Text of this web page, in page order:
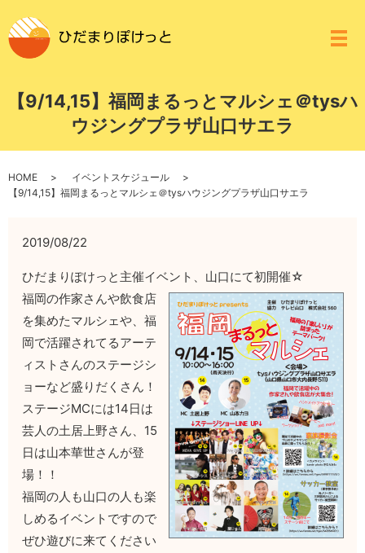
メ
【9/14,15】福岡まるっとマルシェ＠tysハ
ウジングプラザ山口サエラ
HOME
イベントスケジュール
【9/14,15】福岡まるっとマルシェ＠tysハウジングプラザ山口サエラ
2019/08/22
ひだまりぽけっと主催イベント、山口にて初開催☆
福岡の作家さんや飲食店
を集めたマルシェや、福
岡で活躍されてるアーテ
ィストさんのステージシ
ョーなど盛りだくさん！
ステージMCには14日は
芸人の土居上野さん、15
日は山本華世さんが登
場！！
福岡の人も山口の人も楽
しめるイベントですので
ぜひ遊びに来てください